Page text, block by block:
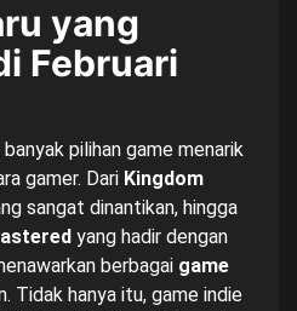
yang
Februari
pilihan game menarik
gamer. Dari Kingdom
sangat dinantikan, hingga
yang hadir dengan
berbagai game
Tidak hanya itu, game indie